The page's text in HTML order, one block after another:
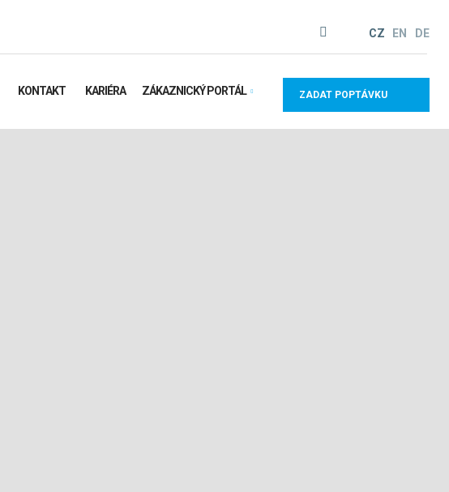
Vyhledávání
CZ EN DE
KONTAKT KARIÉRA ZÁKAZNICKÝ PORTÁL ZADAT POPTÁVKU